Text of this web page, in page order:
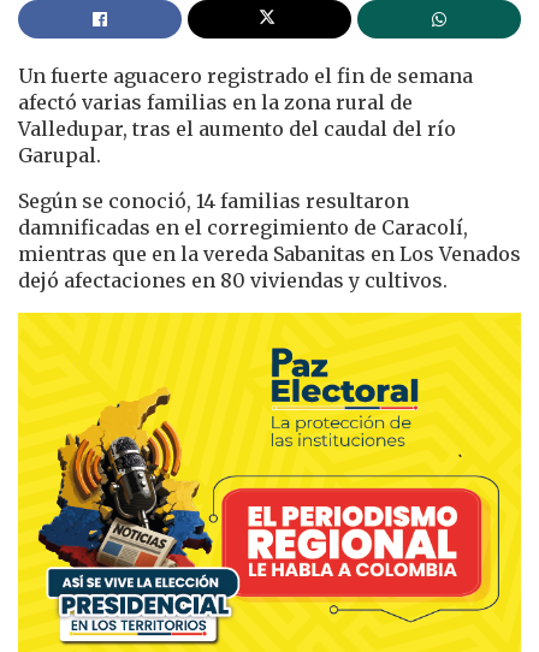
Un fuerte aguacero registrado el fin de semana
afectó varias familias en la zona rural de
Valledupar, tras el aumento del caudal del río
Garupal.
Según se conoció, 14 familias resultaron
damnificadas en el corregimiento de Caracolí,
mientras que en la vereda Sabanitas en Los Venados
dejó afectaciones en 80 viviendas y cultivos.